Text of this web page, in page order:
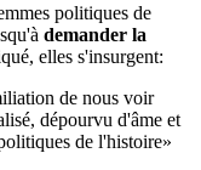
politiques de
demander la
elles s'insurgent:
de nous voir
dépourvu d'âme et
de l'histoire»